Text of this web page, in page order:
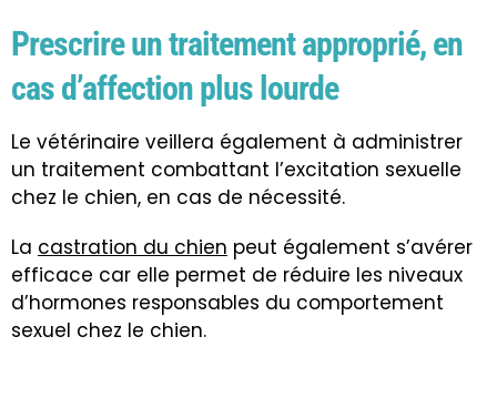
Prescrire un traitement approprié, en
cas d’affection plus lourde
Le vétérinaire veillera également à administrer
un traitement combattant l’excitation sexuelle
chez le chien, en cas de nécessité.
La castration du chien peut également s’avérer
efficace car elle permet de réduire les niveaux
d’hormones responsables du comportement
sexuel chez le chien.